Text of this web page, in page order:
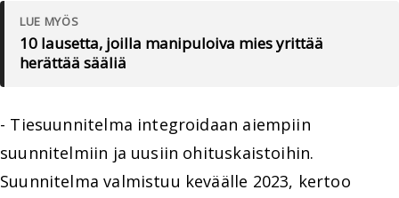
LUE MYÖS
10 lausetta, joilla manipuloiva mies yrittää
herättää sääliä
- Tiesuunnitelma integroidaan aiempiin
suunnitelmiin ja uusiin ohituskaistoihin.
Suunnitelma valmistuu keväälle 2023, kertoo